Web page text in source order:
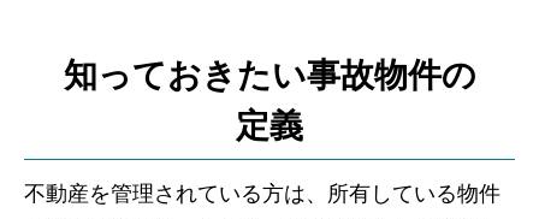
知っておきたい事故物件の
定義
不動産を管理されている方は、所有している物件